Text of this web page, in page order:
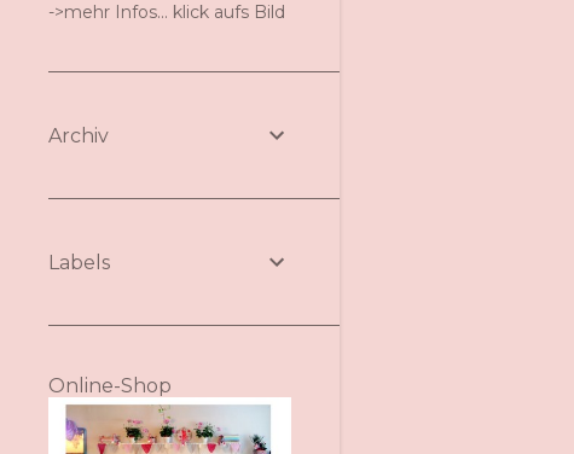
->mehr Infos... klick aufs Bild
Archiv
Labels
Online-Shop